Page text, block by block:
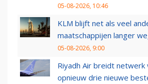
05-08-2026, 10:46
KLM blijft net als veel
maatschappijen langer
05-08-2026, 9:00
Riyadh Air breidt netwerk
opnieuw drie nieuwe